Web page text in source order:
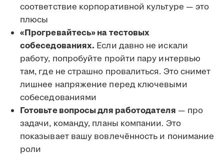
соответствие корпоративной культуре — это
плюсы
«Прогревайтесь» на тестовых
собеседованиях. Если давно не искали
работу, попробуйте пройти пару интервью
там, где не страшно провалиться. Это снимет
лишнее напряжение перед ключевыми
собеседованиями
Готовьте вопросы для работодателя — про
задачи, команду, планы компании. Это
показывает вашу вовлечённость и понимание
роли